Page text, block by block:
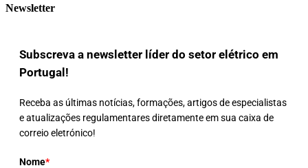
Newsletter
Subscreva a newsletter líder do setor elétrico em
Portugal!
Receba as últimas notícias, formações, artigos de especialistas
e atualizações regulamentares diretamente em sua caixa de
correio eletrónico!
Nome*